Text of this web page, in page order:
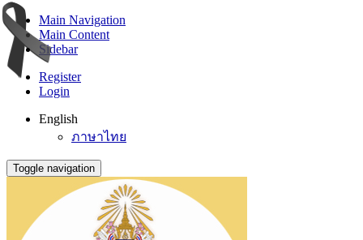
Main Navigation
Main Content
Sidebar
Register
Login
English
ภาษาไทย
Toggle navigation